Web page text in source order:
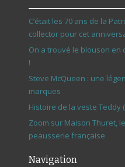
C’était les 70 ans de la
collector pour cet
On a trouvé le blouson en
!
Steve McQueen : une
marques
Histoire de la veste Teddy
Zoom sur Maison Thuret,
peausserie française
Navigation